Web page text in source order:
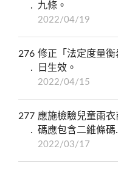
九條。
2022/04/19
276 修正「法定度量
日生效。
2022/04/15
277 應施檢驗兒童雨
碼應包含二維條碼
2022/03/17